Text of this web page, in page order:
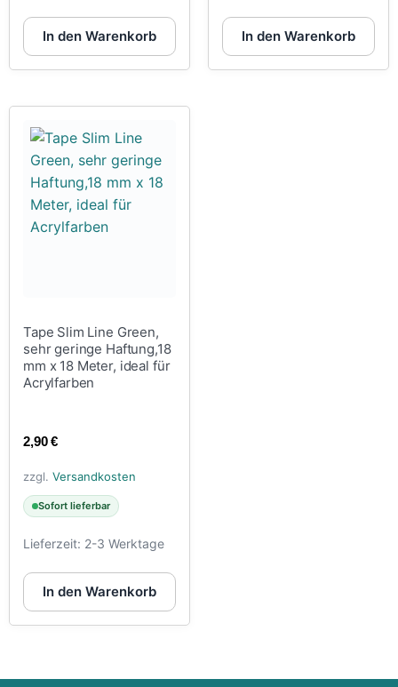
In den Warenkorb In den Warenkorb
Tape Slim Line Green,
sehr geringe Haftung,18
mm x 18 Meter, ideal für
Acrylfarben
2,90€
zzgl. Versandkosten
Sofort lieferbar
Lieferzeit: 2-3 Werktage
In den Warenkorb